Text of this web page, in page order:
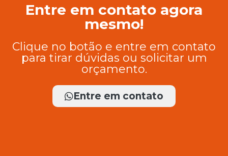
Entre em contato agora
mesmo!
Clique no botão e entre em contato
para tirar dúvidas ou solicitar um
orçamento.
Entre em contato